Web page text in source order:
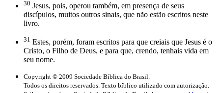
30 Jesus, pois, operou também, em presença de seus
discípulos, muitos outros sinais, que não estão escritos neste
livro.
31 Estes, porém, foram escritos para que creiais que Jesus é o
Cristo, o Filho de Deus, e para que, crendo, tenhais vida em
seu nome.
Copyright © 2009 Sociedade Bíblica do Brasil.
Todos os direitos reservados. Texto bíblico utilizado com autorização.